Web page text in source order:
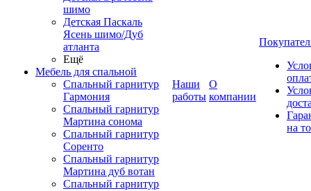
шимо
Детская Паскаль
Ясень шимо/Дуб
атланта
Ещё
Мебель для спальной
Спальный гарнитур
Гармония
Спальный гарнитур
Мартина сонома
Спальный гарнитур
Соренто
Спальный гарнитур
Мартина дуб вотан
Спальный гарнитур
Наши
работы
О
компании
на